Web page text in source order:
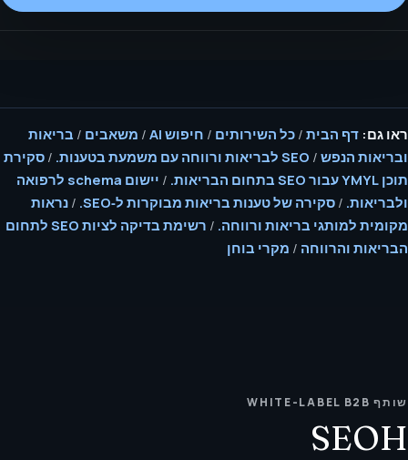
ראו גם: דף הבית / כל השירותים / חיפוש AI / משאבים / בריאות
ובריאות הנפש / SEO לבריאות ורווחה עם משמעת בטענות. / סקירת
תוכן YMYL עבור SEO בתחום הבריאות.
/
יישום schema לרפואה
ולבריאות. / סקירה של טענות בריאות מבוקרות ל‑SEO. / נראות
מקומית למותגי בריאות ורווחה. /
רשימת בדיקה לציות SEO לתחום
הבריאות והרווחה / מקרי בוחן
שותף WHITE-LABEL B2B
SEOH